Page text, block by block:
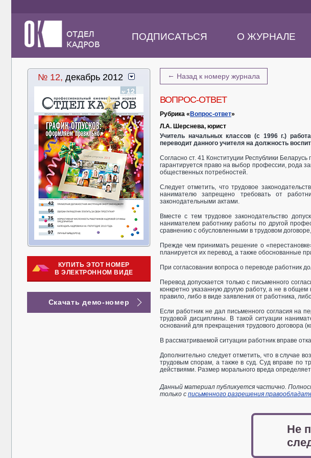
ПОДПИСАТЬСЯ О ЖУРНАЛЕ
№ 12, декабрь 2012
КУПИТЬ ЭТОТ НОМЕР
В ЭЛЕКТРОННОМ ВИДЕ
Скачать демо-номер
← Назад к номеру журнала
ВОПРОС-ОТВЕТ
Рубрика « Вопрос-ответ»
Л.А. Шерснева, юрист
Учитель начальных классов (с 1996 г.)
переводит данного учителя на должность
Согласно ст. 41 Конституции Республики
гарантируется право на выбор профессии, рода
общественных потребностей.
Следует отметить, что трудовое
нанимателю запрещено требовать от
законодательными актами.
Вместе с тем трудовое законодательство
нанимателем работнику работы по другой
сравнению с обусловленными в трудовом
Прежде чем принимать решение о
планируется их перевод, а также обоснованные
При согласовании вопроса о переводе работник
Перевод допускается только с письменного
конкретно указанную другую работу, а не в
правило, либо в виде заявления от работника,
Если работник не дал письменного согласия на
трудовой дисциплины. В такой ситуации
оснований для прекращения трудового договора
В рассматриваемой ситуации работник вправе
Дополнительно следует отметить, что в случае
трудовым спорам, а также в суд. Суд вправе по
действиями. Размер морального вреда
Данный материал публикуется частично.
только с письменного разрешения
Не